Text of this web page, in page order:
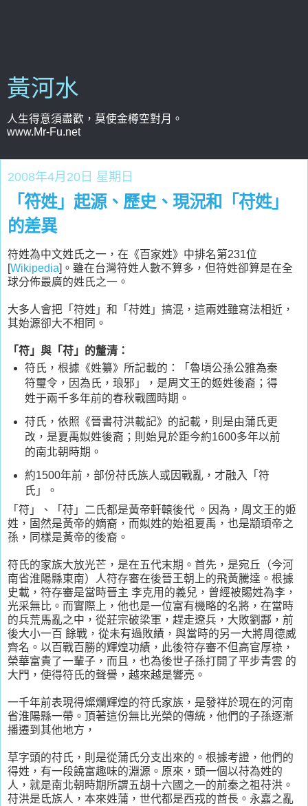
黃河水
人生得意須盡歡，莫使金樽空對月。
www.Mr-Fu.net
2008年4月20日 星期日
「符姓」起源、歷史、現況和「苻姓」
的差異
符姓為中文姓氏之一，在《百家姓》中排名第231位
[Wikipedia]。雖在台灣符姓人數不算多，但符姓卻算是在全
球分佈最廣的姓氏之一。
大多人會把「符姓」和「苻姓」搞混，這兩姓雖寫法相近，
其始源卻大不相同。
「符」與「苻」的釐清：
符氏，根據《姓纂》所記載的：「魯頃公孫公雅為秦
符璽令，因為氏，琅邪」，是周文王的姬姓後裔；得
姓于兩千多年前的春秋戰國時期。
苻氏，依照《晉書苻洪載記》的記載，則是由蒲氏更
改，是夏禹姒姓後裔；則始見於距今約1600多年以前
的南北朝時期。
約1500年前，部份苻氏族人或因戰亂，才融入「符
氏」。
「符」、「苻」二氏都是黃帝軒轅後代 。因為，周文王的姬
姓，固然是黃帝的嫡裔，而姒姓的始祖夏禹，也是顓頊帝之
孫，同樣是黃帝的後裔。
符氏的家族大放光芒，是在五代末期。首先，是宛丘（今河
南省淮陽縣東南）人符存審在後晉王朝上的飛黃騰達。根據
史載，符存審是當時晉主 李克用的義兒，曾經被賜姓為李，
光采無比。而實際上，他也是一位富有機略的名將，在當時
的兵荒馬亂之中，從莊宗破梁軍，趕走遼兵，大敗劉酃，前
後大小一百 餘戰，從未有過敗績，與當時的另一大將周德威
齊名。以百戰百勝的輝煌功績，此後符存審不但高官厚祿，
榮華富貴了一輩子，而且，也為後世子孫打開了平步青雲 的
大門，使得符氏的聲譽，越來越是響亮。
一千年前表現得燦爛輝煌的符氏家族，是發祥於現在的河南
省淮陽縣一帶。頂著這份無比光榮的傳統，他們的子孫逐漸
播遷到其他地方，
草字頭的苻氏，則是從蒲氏分支出來的。根據考證，他們的
得姓，有一段饒富趣味的淵源。原來，頭一個以苻為姓的
人，就是南北朝時期所謂五胡十六國之一的前秦之祖苻洪。
苻洪是氐族人，本來姓蒲，世代都是西戎的酋長。永嘉之亂